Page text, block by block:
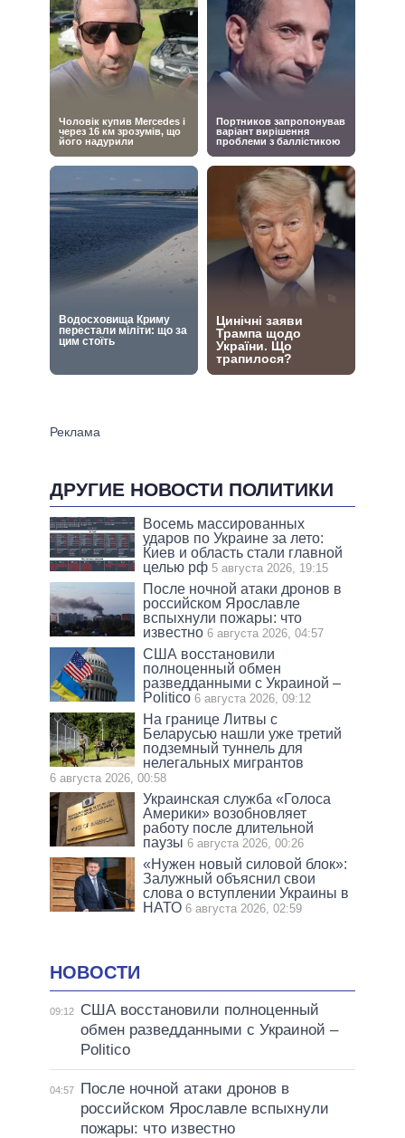
ДРУГИЕ НОВОСТИ ПОЛИТИКИ
Восемь массированных
ударов по Украине за лето:
Киев и область стали главной
целью рф 5 августа 2026, 19:15
После ночной атаки дронов в
российском Ярославле
вспыхнули пожары: что
известно 6 августа 2026, 04:57
США восстановили
полноценный обмен
разведданными с Украиной –
Politico 6 августа 2026, 09:12
На границе Литвы с
Беларусью нашли уже третий
подземный туннель для
нелегальных мигрантов
6 августа 2026, 00:58
Украинская служба «Голоса
Америки» возобновляет
работу после длительной
паузы 6 августа 2026, 00:26
«Нужен новый силовой блок»:
Залужный объяснил свои
слова о вступлении Украины в
НАТО 6 августа 2026, 02:59
НОВОСТИ
09:12
США восстановили полноценный
обмен разведданными с Украиной –
Politico
04:57
После ночной атаки дронов в
российском Ярославле вспыхнули
пожары: что известно